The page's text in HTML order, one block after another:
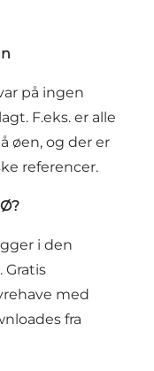
på ingen
F.eks. er alle
øen, og der er
referencer.
i den
Gratis
med
fra